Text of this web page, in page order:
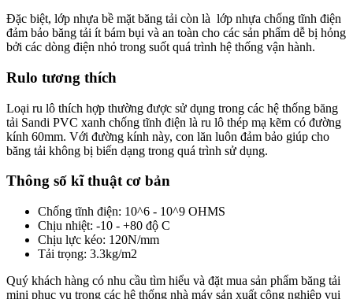
Đặc biệt, lớp nhựa bề mặt băng tải còn là lớp nhựa chống tĩnh điện
đảm bảo băng tải ít bám bụi và an toàn cho các sản phẩm dễ bị hỏng
bởi các dòng điện nhỏ trong suốt quá trình hệ thống vận hành.
Rulo tương thích
Loại ru lô thích hợp thường được sử dụng trong các hệ thống băng
tải Sandi PVC xanh chống tĩnh điện là ru lô thép mạ kẽm có đường
kính 60mm. Với đường kính này, con lăn luôn đảm bảo giúp cho
băng tải không bị biến dạng trong quá trình sử dụng.
Thông số kĩ thuật cơ bản
Chống tĩnh điện: 10^6 - 10^9 OHMS
Chịu nhiệt: -10 - +80 độ C
Chịu lực kéo: 120N/mm
Tải trọng: 3.3kg/m2
Quý khách hàng có nhu cầu tìm hiểu và đặt mua sản phẩm băng tải
mini phục vụ trong các hệ thống nhà máy sản xuất công nghiệp vui